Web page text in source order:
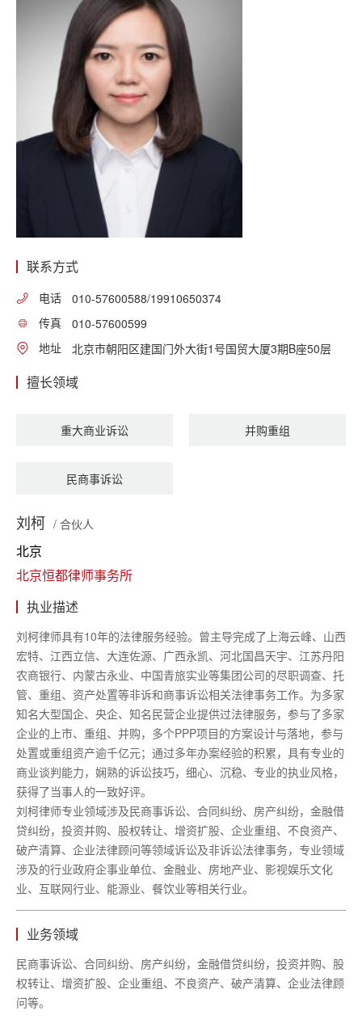
联系方式
电话
010-57600588/19910650374
传真
010-57600599
地址
北京市朝阳区建国门外大街1号国贸大厦3期B座50层
擅长领域
重大商业诉讼 并购重组
民商事诉讼
刘柯 / 合伙人
北京
北京恒都律师事务所
执业描述
刘柯律师具有10年的法律服务经验。曾主导完成了上海云峰、山西
宏特、江西立信、大连佐源、广西永凯、河北国昌天宇、江苏丹阳
农商银行、内蒙古永业、中国青旅实业等集团公司的尽职调查、托
管、重组、资产处置等非诉和商事诉讼相关法律事务工作。为多家
知名大型国企、央企、知名民营企业提供过法律服务，参与了多家
企业的上市、重组、并购，多个PPP项目的方案设计与落地，参与
处置或重组资产逾千亿元；通过多年办案经验的积累，具有专业的
商业谈判能力，娴熟的诉讼技巧，细心、沉稳、专业的执业风格，
获得了当事人的一致好评。
刘柯律师专业领域涉及民商事诉讼、合同纠纷、房产纠纷，金融借
贷纠纷，投资并购、股权转让、增资扩股、企业重组、不良资产、
破产清算、企业法律顾问等领域诉讼及非诉讼法律事务，专业领域
涉及的行业政府企事业单位、金融业、房地产业、影视娱乐文化
业、互联网行业、能源业、餐饮业等相关行业。
业务领域
民商事诉讼、合同纠纷、房产纠纷，金融借贷纠纷，投资并购、股
权转让、增资扩股、企业重组、不良资产、破产清算、企业法律顾
问等。